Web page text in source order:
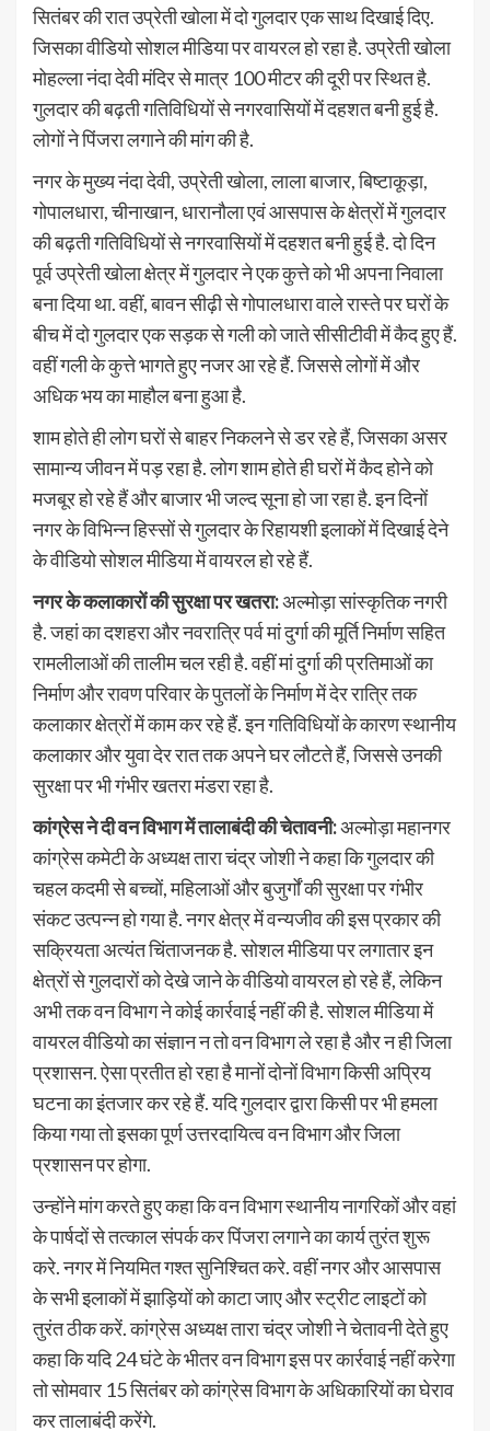
सितंबर की रात उप्रेती खोला में दो गुलदार एक साथ दिखाई दिए.
जिसका वीडियो सोशल मीडिया पर वायरल हो रहा है. उप्रेती खोला
मोहल्ला नंदा देवी मंदिर से मात्र 100 मीटर की दूरी पर स्थित है.
गुलदार की बढ़ती गतिविधियों से नगरवासियों में दहशत बनी हुई है.
लोगों ने पिंजरा लगाने की मांग की है.
नगर के मुख्य नंदा देवी, उप्रेती खोला, लाला बाजार, बिष्टाकूड़ा,
गोपालधारा, चीनाखान, धारानौला एवं आसपास के क्षेत्रों में गुलदार
की बढ़ती गतिविधियों से नगरवासियों में दहशत बनी हुई है. दो दिन
पूर्व उप्रेती खोला क्षेत्र में गुलदार ने एक कुत्ते को भी अपना निवाला
बना दिया था. वहीं, बावन सीढ़ी से गोपालधारा वाले रास्ते पर घरों के
बीच में दो गुलदार एक सड़क से गली को जाते सीसीटीवी में कैद हुए हैं.
वहीं गली के कुत्ते भागते हुए नजर आ रहे हैं. जिससे लोगों में और
अधिक भय का माहौल बना हुआ है.
शाम होते ही लोग घरों से बाहर निकलने से डर रहे हैं, जिसका असर
सामान्य जीवन में पड़ रहा है. लोग शाम होते ही घरों में कैद होने को
मजबूर हो रहे हैं और बाजार भी जल्द सूना हो जा रहा है. इन दिनों
नगर के विभिन्न हिस्सों से गुलदार के रिहायशी इलाकों में दिखाई देने
के वीडियो सोशल मीडिया में वायरल हो रहे हैं.
नगर के कलाकारों की सुरक्षा पर खतरा:अल्मोड़ा सांस्कृतिक नगरी
है. जहां का दशहरा और नवरात्रि पर्व मां दुर्गा की मूर्ति निर्माण सहित
रामलीलाओं की तालीम चल रही है. वहीं मां दुर्गा की प्रतिमाओं का
निर्माण और रावण परिवार के पुतलों के निर्माण में देर रात्रि तक
कलाकार क्षेत्रों में काम कर रहे हैं. इन गतिविधियों के कारण स्थानीय
कलाकार और युवा देर रात तक अपने घर लौटते हैं, जिससे उनकी
सुरक्षा पर भी गंभीर खतरा मंडरा रहा है.
कांग्रेस ने दी वन विभाग में तालाबंदी की चेतावनी:अल्मोड़ा महानगर
कांग्रेस कमेटी के अध्यक्ष तारा चंद्र जोशी ने कहा कि गुलदार की
चहल कदमी से बच्चों, महिलाओं और बुजुर्गों की सुरक्षा पर गंभीर
संकट उत्पन्न हो गया है. नगर क्षेत्र में वन्यजीव की इस प्रकार की
सक्रियता अत्यंत चिंताजनक है. सोशल मीडिया पर लगातार इन
क्षेत्रों से गुलदारों को देखे जाने के वीडियो वायरल हो रहे हैं, लेकिन
अभी तक वन विभाग ने कोई कार्रवाई नहीं की है. सोशल मीडिया में
वायरल वीडियो का संज्ञान न तो वन विभाग ले रहा है और न ही जिला
प्रशासन. ऐसा प्रतीत हो रहा है मानों दोनों विभाग किसी अप्रिय
घटना का इंतजार कर रहे हैं. यदि गुलदार द्वारा किसी पर भी हमला
किया गया तो इसका पूर्ण उत्तरदायित्व वन विभाग और जिला
प्रशासन पर होगा.
उन्होंने मांग करते हुए कहा कि वन विभाग स्थानीय नागरिकों और वहां
के पार्षदों से तत्काल संपर्क कर पिंजरा लगाने का कार्य तुरंत शुरू
करे. नगर में नियमित गश्त सुनिश्चित करे. वहीं नगर और आसपास
के सभी इलाकों में झाड़ियों को काटा जाए और स्ट्रीट लाइटों को
तुरंत ठीक करें. कांग्रेस अध्यक्ष तारा चंद्र जोशी ने चेतावनी देते हुए
कहा कि यदि 24 घंटे के भीतर वन विभाग इस पर कार्रवाई नहीं करेगा
तो सोमवार 15 सितंबर को कांग्रेस विभाग के अधिकारियों का घेराव
कर तालाबंदी करेंगे.